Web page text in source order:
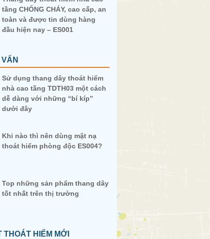
tầng CHỐNG CHÁY, cao cấp, an
toàn và được tin dùng hàng
đầu hiện nay – ES001
Sử dụng thang dây thoát hiểm
nhà cao tầng TDTH03 một cách
dễ dàng với những “bí kíp”
dưới đây
Khi nào thì nên dùng mặt nạ
thoát hiểm phòng độc ES004?
Top những sản phẩm thang dây
tốt nhất trên thị trường
THOÁT HIỂM MỚI